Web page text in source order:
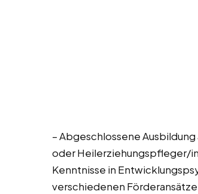
– Abgeschlossene
oder Heilerziehungspfleger/
Kenntnisse in
verschiedenen